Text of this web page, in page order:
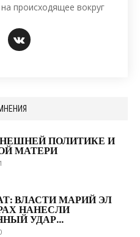
происходящее вокруг
ПОЛИТИКЕ И
МАТЕРИ
ВЛАСТИ МАРИЙ ЭЛ
НАНЕСЛИ
УДАР...